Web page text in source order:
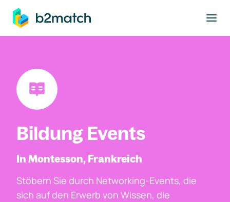
springen
Bildung Events
In Montesson, Frankreich
Stöbern Sie durch Networking-Events, die
sich auf den Erwerb von Wissen, die